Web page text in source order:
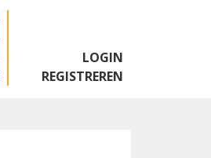
LOGIN
REGISTREREN